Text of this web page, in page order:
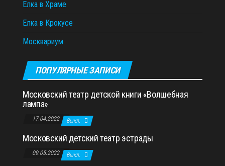
Елка в Храме
Елка в Крокусе
Москвариум
ПОПУЛЯРНЫЕ ЗАПИСИ
Московский театр детской книги «Волшебная
лампа»
17.04.2022 Выкл.
Московский детский театр эстрады
09.05.2022 Выкл.